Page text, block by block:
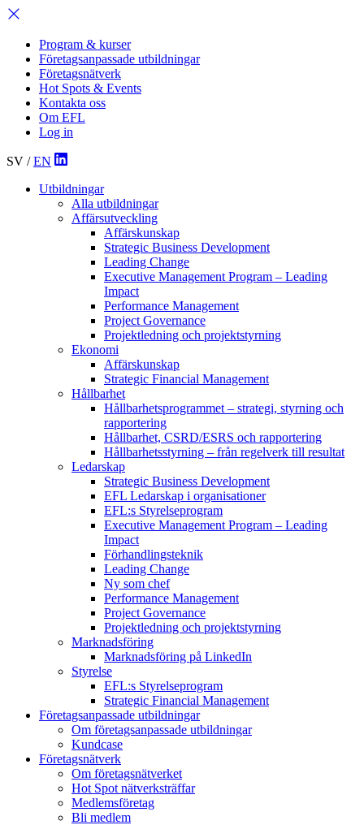
Program & kurser
Företagsanpassade utbildningar
Företagsnätverk
Hot Spots & Events
Kontakta oss
Om EFL
Log in
SV /EN
Utbildningar
Alla utbildningar
Affärsutveckling
Affärskunskap
Strategic Business Development
Leading Change
Executive Management Program – Leading
Impact
Performance Management
Project Governance
Projektledning och projektstyrning
Ekonomi
Affärskunskap
Strategic Financial Management
Hållbarhet
Hållbarhetsprogrammet – strategi, styrning och
rapportering
Hållbarhet, CSRD/ESRS och rapportering
Hållbarhetsstyrning – från regelverk till resultat
Ledarskap
Strategic Business Development
EFL Ledarskap i organisationer
EFL:s Styrelseprogram
Executive Management Program – Leading
Impact
Förhandlingsteknik
Leading Change
Ny som chef
Performance Management
Project Governance
Projektledning och projektstyrning
Marknadsföring
Marknadsföring på LinkedIn
Styrelse
EFL:s Styrelseprogram
Strategic Financial Management
Företagsanpassade utbildningar
Om företagsanpassade utbildningar
Kundcase
Företagsnätverk
Om företagsnätverket
Hot Spot nätverksträffar
Medlemsföretag
Bli medlem